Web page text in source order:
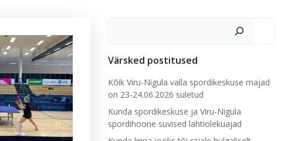
Värsked postitused
Kõik Viru-Nigula valla spordikeskuse majad
on 23-24.06.2026 suletud
Kunda spordikeskuse ja Viru-Nigula
spordihoone suvised lahtiolekuajad